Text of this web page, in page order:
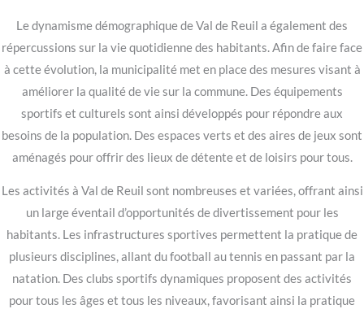
Le dynamisme démographique de Val de Reuil a également des
répercussions sur la vie quotidienne des habitants. Afin de faire face
à cette évolution, la municipalité met en place des mesures visant à
améliorer la qualité de vie sur la commune. Des équipements
sportifs et culturels sont ainsi développés pour répondre aux
besoins de la population. Des espaces verts et des aires de jeux sont
aménagés pour offrir des lieux de détente et de loisirs pour tous.
Les activités à Val de Reuil sont nombreuses et variées, offrant ainsi
un large éventail d’opportunités de divertissement pour les
habitants. Les infrastructures sportives permettent la pratique de
plusieurs disciplines, allant du football au tennis en passant par la
natation. Des clubs sportifs dynamiques proposent des activités
pour tous les âges et tous les niveaux, favorisant ainsi la pratique